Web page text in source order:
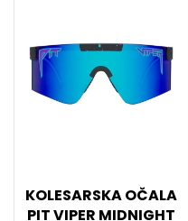
KOLESARSKA OČALA
PIT VIPER MIDNIGHT